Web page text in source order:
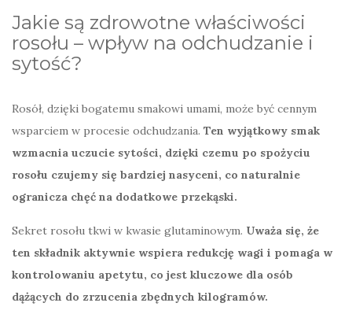
Jakie są zdrowotne właściwości
rosołu – wpływ na odchudzanie i
sytość?
Rosół, dzięki bogatemu smakowi umami, może być cennym
wsparciem w procesie odchudzania. Ten wyjątkowy smak
wzmacnia uczucie sytości, dzięki czemu po spożyciu
rosołu czujemy się bardziej nasyceni, co naturalnie
ogranicza chęć na dodatkowe przekąski.
Sekret rosołu tkwi w kwasie glutaminowym. Uważa się, że
ten składnik aktywnie wspiera redukcję wagi i pomaga w
kontrolowaniu apetytu, co jest kluczowe dla osób
dążących do zrzucenia zbędnych kilogramów.